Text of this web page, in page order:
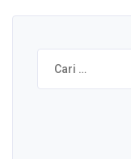
Cari
untuk: